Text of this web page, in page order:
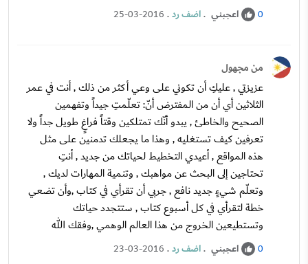
0 اعجبني .اضف رد.
25-03-2016
من مجهول
عزيزتي , عليكِ أن تكوني على وعي أكثر من ذلك , أنت في عمر
الثلاثين أي أن من المفترض أنّ: تعلّمتِ جيداً وتفهمين
الصحيح والخاطئ , يبدو أنّك تمتلكين وقتاً فراغٍ طويل جداً ولا
تعرفين كيف تستغليه , وهذا ما يجعلك تدمنين على مثل
هذه المواقع , أعيدي التخطيط لحياتك من جديد , أنتِ
تحتاجين إلى البحث عن مواهبك , وتنمية المهارات لديك ,
وتعلّم شيءٍ جديد نافع , جربي أن تقرأي في كتاب ,وأن تضعي
خطة لتقرأي في كل أسبوع كتاب , ستتجدد حياتك
وتستطيعين الخروج من هذا العالم الوهمي ,وفقك الله
0 اعجبني .اضف رد.
23-03-2016